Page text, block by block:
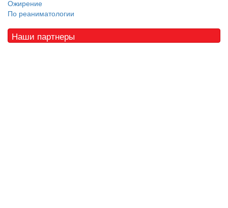
Ожирение
По реаниматологии
Наши партнеры